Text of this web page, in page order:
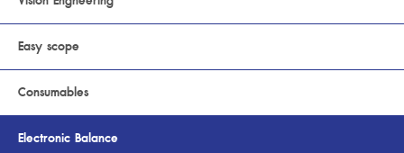
Easy scope
Consumables
Electronic Balance